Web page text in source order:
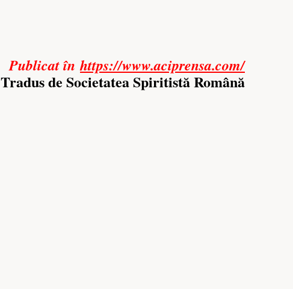
Publicat înhttps://www.aciprensa.com/
Tradus de Societatea Spiritistă Română